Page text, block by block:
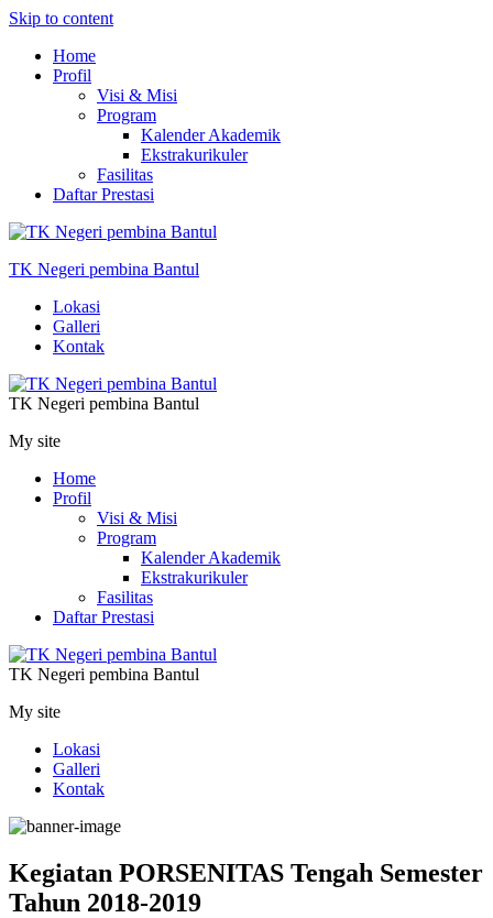
Skip to content
Home
Profil
Visi & Misi
Program
Kalender Akademik
Ekstrakurikuler
Fasilitas
Daftar Prestasi
TK Negeri pembina Bantul
Lokasi
Galleri
Kontak
TK Negeri pembina Bantul
My site
Home
Profil
Visi & Misi
Program
Kalender Akademik
Ekstrakurikuler
Fasilitas
Daftar Prestasi
TK Negeri pembina Bantul
My site
Lokasi
Galleri
Kontak
Kegiatan PORSENITAS Tengah Semester
Tahun 2018-2019